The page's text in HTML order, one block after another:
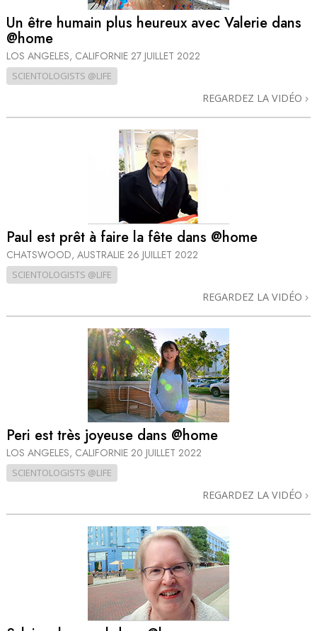
Un être humain plus heureux avec Valerie dans
@home
LOS ANGELES, CALIFORNIE 27 JUILLET 2022
SCIENTOLOGISTS @LIFE
REGARDEZ LA VIDÉO
Paul est prêt à faire la fête dans @home
CHATSWOOD, AUSTRALIE 26 JUILLET 2022
SCIENTOLOGISTS @LIFE
REGARDEZ LA VIDÉO
Peri est très joyeuse dans @home
LOS ANGELES, CALIFORNIE 20 JUILLET 2022
SCIENTOLOGISTS @LIFE
REGARDEZ LA VIDÉO